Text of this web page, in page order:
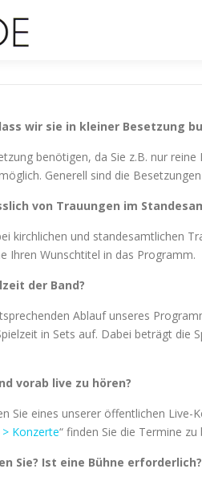
wir sie in kleiner Besetzung
benötigen, da Sie z.B. nur
Generell sind die
von Trauungen im
kirchlichen und standesamtlichen
Ihren Wunschtitel in das Programm.
der Band?
Ablauf unseres
in Sets auf. Dabei beträgt die
vorab live zu hören?
Sie eines unserer öffentlichen
Konzerte“ finden Sie die Termine
Sie? Ist eine Bühne erforderlich?